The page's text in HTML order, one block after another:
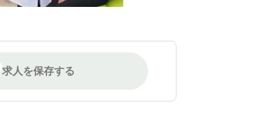
求人を保存する